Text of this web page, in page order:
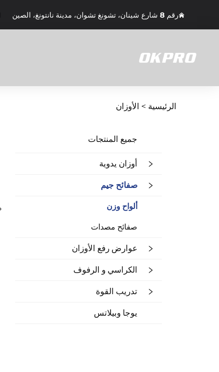
رقم 8 شارع شينان، تشونغ تشوان، مدينة نانتونغ، الصين
الرئيسية > الأوزان
جميع المنتجات
أوزان يدوية
صفائح جيم
ألواح وزن
صفائح مصدات
عوارض رفع الأوزان
الكراسي و الرفوف
تدريب القوة
يوجا وبيلاتس